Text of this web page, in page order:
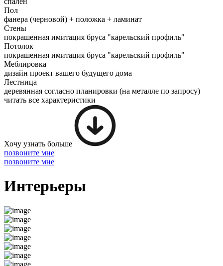
Пол
фанера (черновой) + положка + ламинат
Стены
покрашенная имитация бруса "карельский профиль"
Потолок
покрашенная имитация бруса "карельский профиль"
Меблировка
дизайн проект вашего будущего дома
Лестница
деревянная согласно планировки (на металле по запросу)
читать все характеристики
Хочу узнать больше
позвоните мне
позвоните мне
Интерьеры